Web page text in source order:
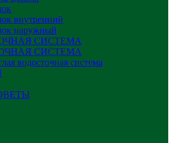
внутренний
наружный
СИСТЕМА
СИСТЕМА
водосточная система